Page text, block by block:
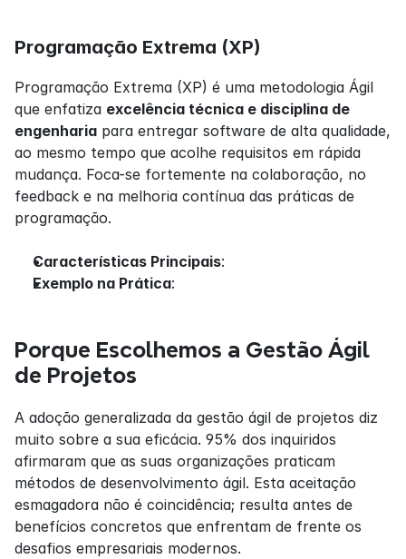
Programação Extrema (XP)
Programação Extrema (XP) é uma metodologia Ágil
que enfatiza excelência técnica e disciplina de
engenharia para entregar software de alta qualidade,
ao mesmo tempo que acolhe requisitos em rápida
mudança. Foca-se fortemente na colaboração, no
feedback e na melhoria contínua das práticas de
programação.
Características Principais:
Exemplo na Prática:
Porque Escolhemos a Gestão Ágil
de Projetos
A adoção generalizada da gestão ágil de projetos diz
muito sobre a sua eficácia. 95% dos inquiridos
afirmaram que as suas organizações praticam
métodos de desenvolvimento ágil. Esta aceitação
esmagadora não é coincidência; resulta antes de
benefícios concretos que enfrentam de frente os
desafios empresariais modernos.